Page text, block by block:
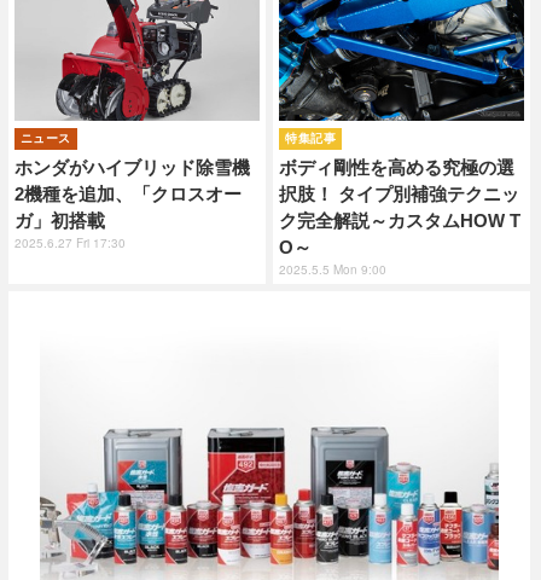
ホンダがハイブリッド除雪機
2機種を追加、「クロスオー
ガ」初搭載
ニュース
2025.6.27 Fri 17:30
ボディ剛性を高める究極の選
択肢！ タイプ別補強テクニッ
ク完全解説～カスタムHOW T
O～
特集記事
2025.5.5 Mon 9:00